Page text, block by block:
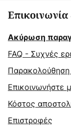
Ακύρωση
FAQ - Συχνές
Παρακολούθηση
Επικοινωνήστε
Κόστος
Επιστροφές